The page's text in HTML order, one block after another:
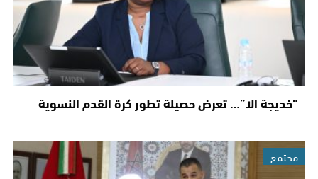
“خديجة الا”… تعرض حصيلة تطور كرة القدم النسوية
مجتمع